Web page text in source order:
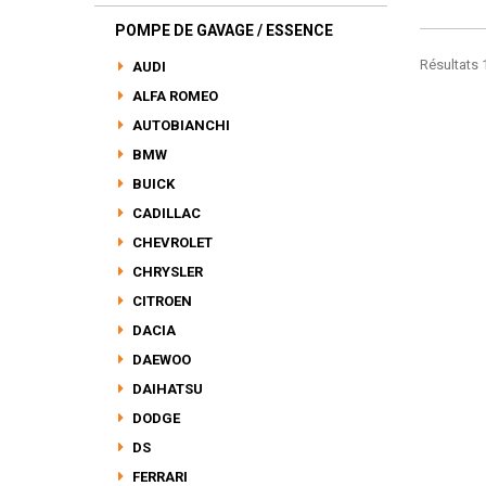
POMPE DE GAVAGE / ESSENCE
AUDI
ALFA ROMEO
AUTOBIANCHI
BMW
BUICK
CADILLAC
CHEVROLET
CHRYSLER
CITROEN
DACIA
DAEWOO
DAIHATSU
DODGE
DS
FERRARI
Résultats